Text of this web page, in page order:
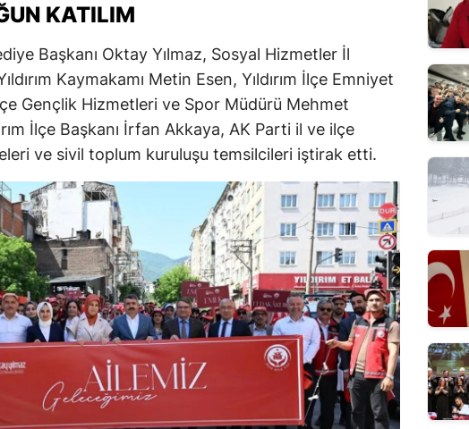
KATILIM
Başkanı Oktay Yılmaz, Sosyal Hizmetler İl
Kaymakamı Metin Esen, Yıldırım İlçe Emniyet
Gençlik Hizmetleri ve Spor Müdürü Mehmet
İlçe Başkanı İrfan Akkaya, AK Parti il ve ilçe
ve sivil toplum kuruluşu temsilcileri iştirak etti.